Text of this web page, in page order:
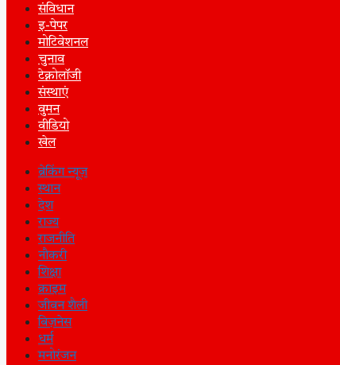
संविधान
इ-पेपर
मोटिवेशनल
चुनाव
टेक्नोलॉजी
संस्थाएं
वुमन
वीडियो
खेल
ब्रेकिंग न्यूज़
स्थान
देश
राज्य
राजनीति
नौकरी
शिक्षा
क्राइम
जीवन शैली
बिज़नेस
धर्म
मनोरंजन